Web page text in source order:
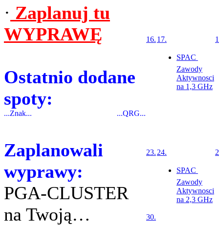
· Zaplanuj tu
WYPRAWĘ
Ostatnio dodane
spoty:
...Znak... ...QRG...
Zaplanowali
wyprawy:
PGA-CLUSTER
na Twoją…
16. 17.
SPAC 
Zawody
Aktywnosci
na 1,3 GHz
23. 24.
SPAC 
Zawody
Aktywnosci
na 2,3 GHz
30.